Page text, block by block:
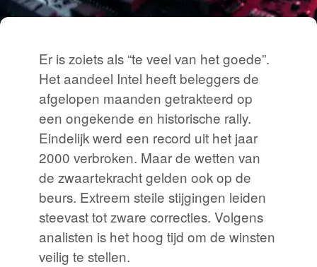
Er is zoiets als “te veel van het goede”.
Het aandeel Intel heeft beleggers de
afgelopen maanden getrakteerd op
een ongekende en historische rally.
Eindelijk werd een record uit het jaar
2000 verbroken. Maar de wetten van
de zwaartekracht gelden ook op de
beurs. Extreem steile stijgingen leiden
steevast tot zware correcties. Volgens
analisten is het hoog tijd om de winsten
veilig te stellen.